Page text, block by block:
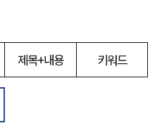
제목+내용 키워드